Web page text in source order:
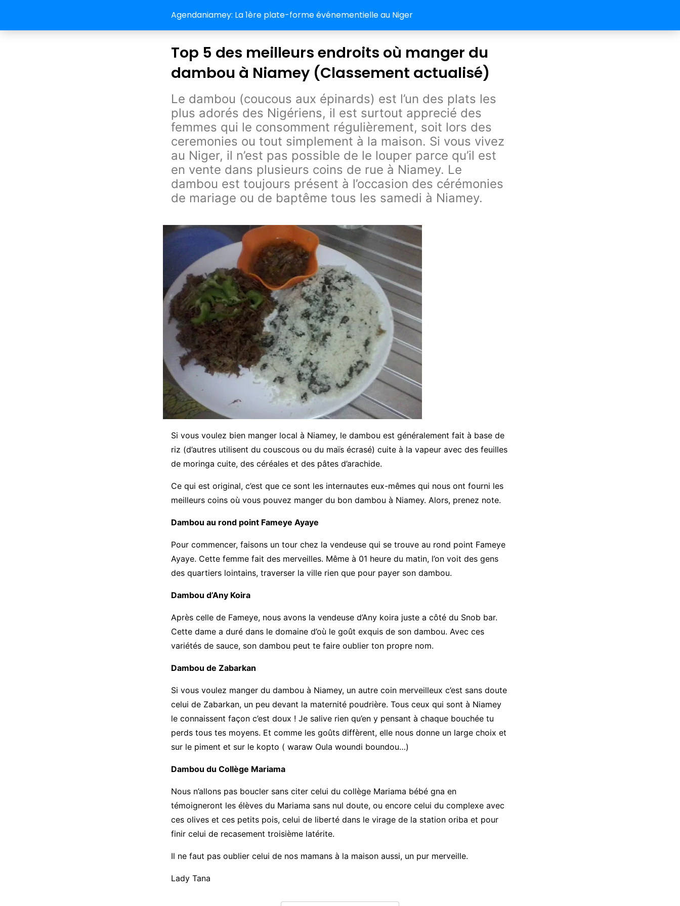
Agendaniamey: La 1ère plate-forme événementielle au Niger
Top 5 des meilleurs endroits où manger du
dambou à Niamey (Classement actualisé)
Le dambou (coucous aux épinards) est l’un des plats les
plus adorés des Nigériens, il est surtout apprecié des
femmes qui le consomment régulièrement, soit lors des
ceremonies ou tout simplement à la maison. Si vous vivez
au Niger, il n’est pas possible de le louper parce qu’il est
en vente dans plusieurs coins de rue à Niamey. Le
dambou est toujours présent à l’occasion des cérémonies
de mariage ou de baptême tous les samedi à Niamey.
Si vous voulez bien manger local à Niamey, le dambou est généralement fait à base de
riz (d’autres utilisent du couscous ou du maïs écrasé) cuite à la vapeur avec des feuilles
de moringa cuite, des céréales et des pâtes d’arachide.
Ce qui est original, c’est que ce sont les internautes eux-mêmes qui nous ont fourni les
meilleurs coins où vous pouvez manger du bon dambou à Niamey. Alors, prenez note.
Dambou au rond point Fameye Ayaye
Pour commencer, faisons un tour chez la vendeuse qui se trouve au rond point Fameye
Ayaye. Cette femme fait des merveilles. Même à 01 heure du matin, l’on voit des gens
des quartiers lointains, traverser la ville rien que pour payer son dambou.
Dambou d’Any Koira
Après celle de Fameye, nous avons la vendeuse d’Any koira juste a côté du Snob bar.
Cette dame a duré dans le domaine d’où le goût exquis de son dambou. Avec ces
variétés de sauce, son dambou peut te faire oublier ton propre nom.
Dambou de Zabarkan
Si vous voulez manger du dambou à Niamey, un autre coin merveilleux c’est sans doute
celui de Zabarkan, un peu devant la maternité poudrière. Tous ceux qui sont à Niamey
le connaissent façon c’est doux ! Je salive rien qu’en y pensant à chaque bouchée tu
perds tous tes moyens. Et comme les goûts diffèrent, elle nous donne un large choix et
sur le piment et sur le kopto ( waraw Oula woundi boundou…)
Dambou du Collège Mariama
Nous n’allons pas boucler sans citer celui du collège Mariama bébé gna en
témoigneront les élèves du Mariama sans nul doute, ou encore celui du complexe avec
ces olives et ces petits pois, celui de liberté dans le virage de la station oriba et pour
finir celui de recasement troisième latérite.
Il ne faut pas oublier celui de nos mamans à la maison aussi, un pur merveille.
Lady Tana